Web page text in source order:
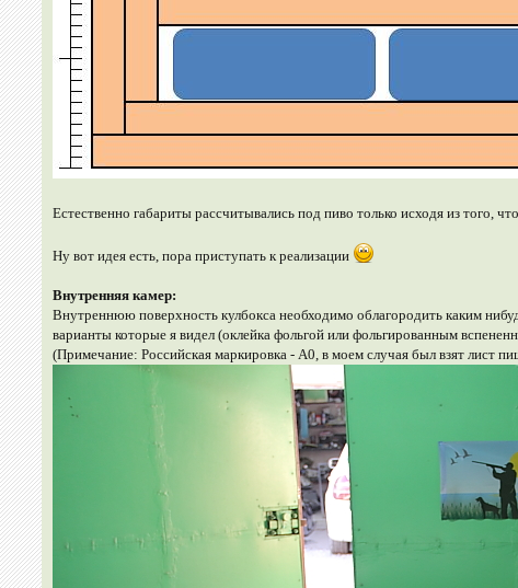
Естественно габариты рассчитывались под пиво только исходя из того,
Ну вот идея есть, пора приступать к реализации
Внутренняя камер:
Внутреннюю поверхность кулбокса необходимо облагородить каким
варианты которые я видел (оклейка фольгой или фольгированным
(Примечание: Российская маркировка - А0, в моем случая был взят лист